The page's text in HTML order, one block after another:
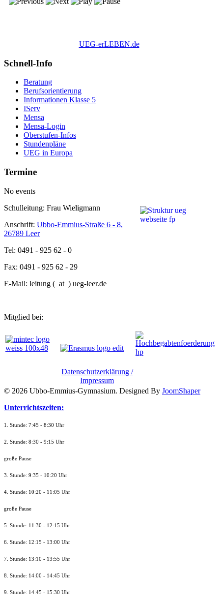
UEG-erLEBEN.de
Schnell-Info
Beratung
Berufsorientierung
Informationen Klasse 5
IServ
Mensa
Mensa-Login
Oberstufen-Infos
Stundenpläne
UEG in Europa
Termine
No events
Schulleitung: Frau Wieligmann
Anschrift: Ubbo-Emmius-Straße 6 - 8,
26789 Leer
Tel: 0491 - 925 62 - 0
Fax: 0491 - 925 62 - 29
E-Mail: leitung (_at_) ueg-leer.de
Mitglied bei:
Datenschutzerklärung /
Impressum
© 2026 Ubbo-Emmius-Gymnasium. Designed By JoomShaper
Unterrichtszeiten:
1. Stunde: 7:45 - 8:30 Uhr
2. Stunde: 8:30 - 9:15 Uhr
große Pause
3. Stunde: 9:35 - 10:20 Uhr
4. Stunde: 10:20 - 11:05 Uhr
große Pause
5. Stunde: 11:30 - 12:15 Uhr
6. Stunde: 12:15 - 13:00 Uhr
7. Stunde: 13:10 - 13:55 Uhr
8. Stunde: 14:00 - 14:45 Uhr
9. Stunde: 14:45 - 15:30 Uhr